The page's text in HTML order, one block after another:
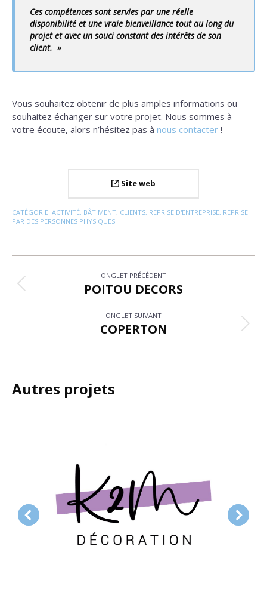
Ces compétences sont servies par une réelle
disponibilité et une vraie bienveillance tout au long du
projet et avec un souci constant des intérêts de son
client. »
Vous souhaitez obtenir de plus amples informations ou
souhaitez échanger sur votre projet. Nous sommes à
votre écoute, alors n’hésitez pas à nous contacter !
Site web
CATÉGORIE ACTIVITÉ, BÂTIMENT, CLIENTS, REPRISE D'ENTREPRISE, REPRISE
PAR DES PERSONNES PHYSIQUES
de
commentaire
ONGLET PRÉCÉDENT
Onglet
POITOU DECORS
ONGLET SUIVANT
Projets
COPERTON
Autres projets